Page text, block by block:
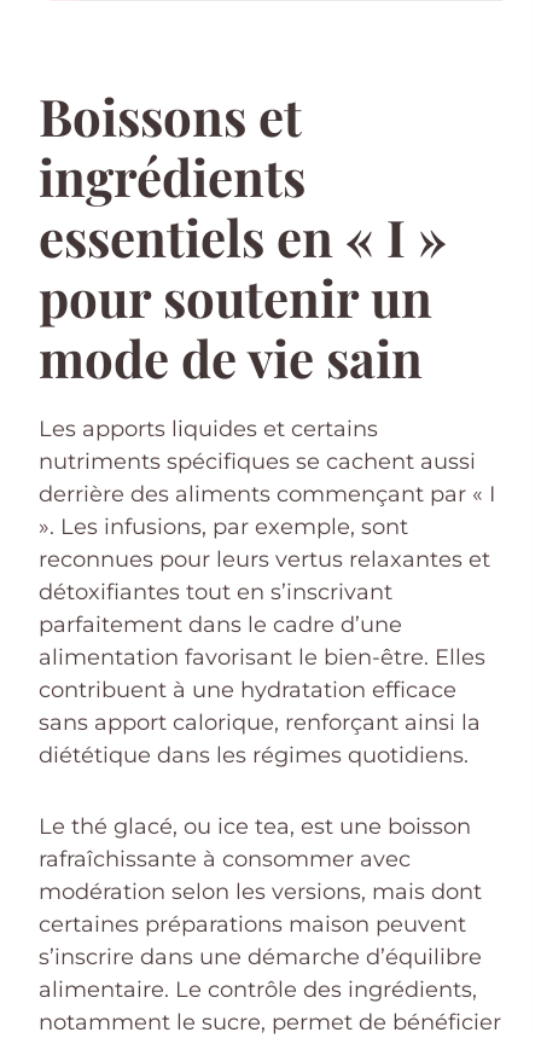
Boissons et
ingrédients
essentiels en « I »
pour soutenir un
mode de vie sain
Les apports liquides et certains
nutriments spécifiques se cachent aussi
derrière des aliments commençant par « I
». Les infusions, par exemple, sont
reconnues pour leurs vertus relaxantes et
détoxifiantes tout en s’inscrivant
parfaitement dans le cadre d’une
alimentation favorisant le bien-être. Elles
contribuent à une hydratation efficace
sans apport calorique, renforçant ainsi la
diététique dans les régimes quotidiens.
Le thé glacé, ou ice tea, est une boisson
rafraîchissante à consommer avec
modération selon les versions, mais dont
certaines préparations maison peuvent
s’inscrire dans une démarche d’équilibre
alimentaire. Le contrôle des ingrédients,
notamment le sucre, permet de bénéficier